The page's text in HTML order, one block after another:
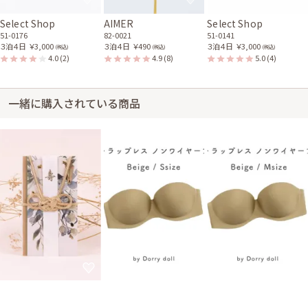
Select Shop
51-0176
３泊４日 ￥3,000 (税込)
4.0(2)
AIMER
82-0021
３泊４日 ￥490 (税込)
4.9(8)
Select Shop
51-0141
３泊４日 ￥3,000 (税込)
5.0(4)
一緒に購入されている商品